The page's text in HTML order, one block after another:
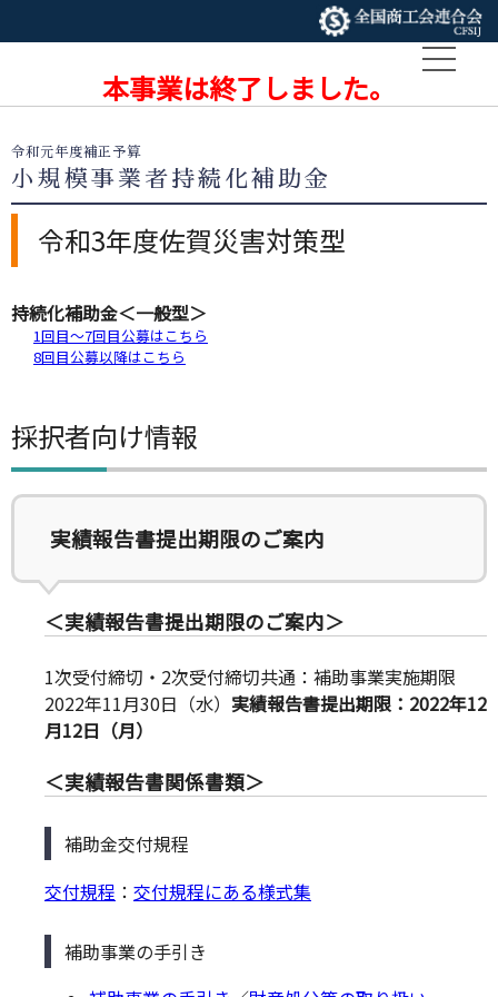
本事業は終了しました。
令和元年度補正予算
小規模事業者持続化補助金
令和3年度佐賀災害対策型
持続化補助金＜一般型＞
1回目～7回目公募はこちら
8回目公募以降はこちら
採択者向け情報
実績報告書提出期限のご案内
＜実績報告書提出期限のご案内＞
1次受付締切・2次受付締切共通：補助事業実施期限
2022年11月30日（水） 実績報告書提出期限：2022年12
月12日（月）
＜実績報告書関係書類＞
補助金交付規程
交付規程 ： 交付規程にある様式集
補助事業の手引き